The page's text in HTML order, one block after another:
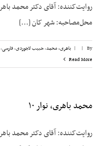
محل‌مصاحبه: شهر کان [...]
By
|
| باهری، محمد,حبیب لاجوردی,فارسی,
Read More
محمد باهری، نوار ۱۰